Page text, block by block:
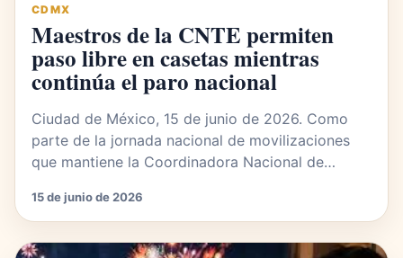
CDMX
Maestros de la CNTE permiten
paso libre en casetas mientras
continúa el paro nacional
Ciudad de México, 15 de junio de 2026. Como
parte de la jornada nacional de movilizaciones
que mantiene la Coordinadora Nacional de…
15 de junio de 2026